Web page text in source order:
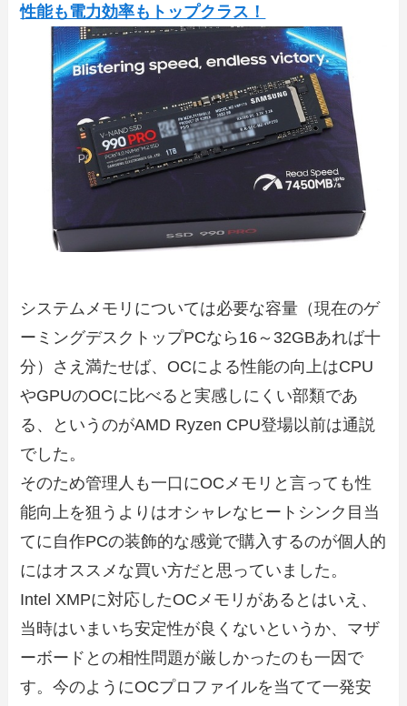
性能も電力効率もトップクラス！
システムメモリについては必要な容量（現在のゲ
ーミングデスクトップPCなら16～32GBあれば十
分）さえ満たせば、OCによる性能の向上はCPU
やGPUのOCに比べると実感しにくい部類であ
る、というのがAMD Ryzen CPU登場以前は通説
でした。
そのため管理人も一口にOCメモリと言っても性
能向上を狙うよりはオシャレなヒートシンク目当
てに自作PCの装飾的な感覚で購入するのが個人的
にはオススメな買い方だと思っていました。
Intel XMPに対応したOCメモリがあるとはいえ、
当時はいまいち安定性が良くないというか、マザ
ーボードとの相性問題が厳しかったのも一因で
す。今のようにOCプロファイルを当てて一発安